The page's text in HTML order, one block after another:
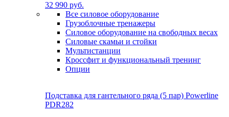
32 990 руб.
Все силовое оборудование
Грузоблочные тренажеры
Силовое оборудование на свободных весах
Силовые скамьи и стойки
Мультистанции
Кроссфит и функциональный тренинг
Опции
Подставка для гантельного ряда (5 пар) Powerline
PDR282